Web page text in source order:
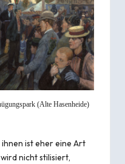
(Alte Hasenheide)
ist eher eine Art
nicht stilisiert,